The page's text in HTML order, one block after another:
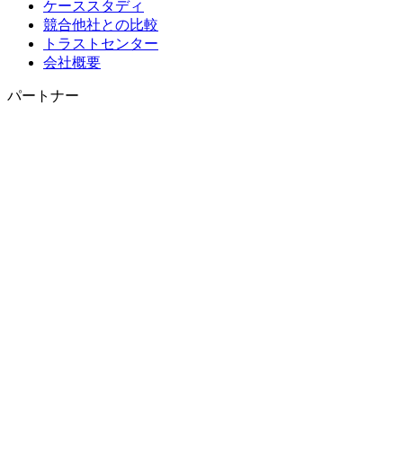
ケーススタディ
競合他社との比較
トラストセンター
会社概要
パートナー